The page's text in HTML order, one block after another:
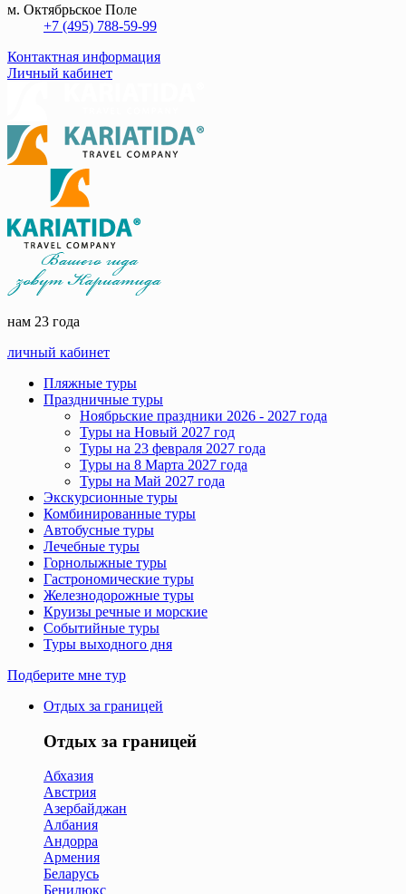
м. Октябрьское Поле
+7 (495) 788-59-99
Контактная информация
Личный кабинет
нам 23 года
личный кабинет
Пляжные туры
Праздничные туры
Ноябрьские праздники 2026 - 2027 года
Туры на Новый 2027 год
Туры на 23 февраля 2027 года
Туры на 8 Марта 2027 года
Туры на Май 2027 года
Экскурсионные туры
Комбинированные туры
Автобусные туры
Лечебные туры
Горнолыжные туры
Гастрономические туры
Железнодорожные туры
Круизы речные и морские
Событийные туры
Туры выходного дня
Подберите мне тур
Отдых за границей
Отдых за границей
Абхазия
Австрия
Азербайджан
Албания
Андорра
Армения
Беларусь
Бенилюкс